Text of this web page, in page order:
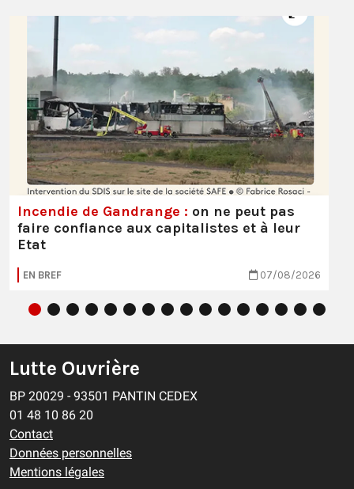
Incendie de Gandrange : on ne peut pas
faire confiance aux capitalistes et à leur
Etat
EN BREF 07/08/2026
Lutte Ouvrière
BP 20029 - 93501 PANTIN CEDEX
01 48 10 86 20
Contact
Données personnelles
Mentions légales